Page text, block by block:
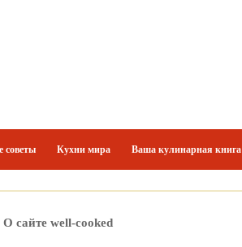
советы Кухни мира Ваша кулинарная книга
О сайте well-cooked